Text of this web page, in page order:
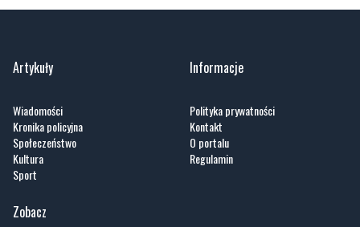
Artykuły
Wiadomości
Kronika policyjna
Społeczeństwo
Kultura
Sport
Informacje
Polityka prywatności
Kontakt
O portalu
Regulamin
Zobacz